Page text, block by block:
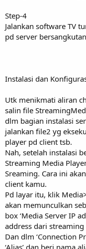
Step-4
Jalankan software TV
pd server
Instalasi dan
Utk menikmati aliran
salin file
dlm bagian instalasi
jalankan file2 yg
player pd client tsb.
Nah, setelah instalasi
Streaming Media
Sreaming. Cara ini
client kamu.
Pd layar itu, klik
akan memunculkan
box ‘Media Server IP
address dari streaming
Dan dlm ‘Connection
‘Alias’ dan beri nama